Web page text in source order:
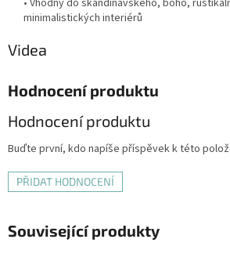
• Vhodný do skandinávského, boho,
minimalistických interiérů
Videa
Hodnocení produktu
Hodnocení produktu
Buďte první, kdo napíše příspěvek k této
PŘIDAT HODNOCENÍ
Související produkty